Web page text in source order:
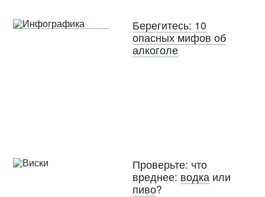
Берегитесь: 10
опасных мифов об
алкоголе
Проверьте: что
вреднее: водка или
пиво?